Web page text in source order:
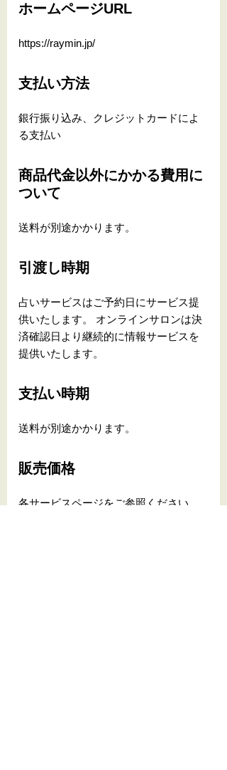
ホームページURL
https://raymin.jp/
支払い方法
銀行振り込み、クレジットカードによ
る支払い
商品代金以外にかかる費用に
ついて
送料が別途かかります。
引渡し時期
占いサービスはご予約日にサービス提
供いたします。 オンラインサロンは決
済確認日より継続的に情報サービスを
提供いたします。
支払い時期
送料が別途かかります。
販売価格
各サービスページをご参照ください。